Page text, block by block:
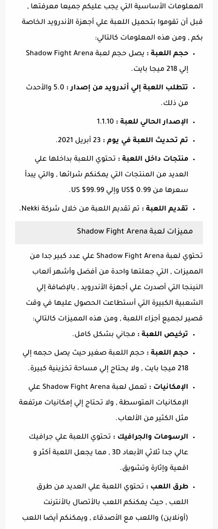
المعلومات الأساسية التي يجب عليكم جميعا معرفتها ,
قبل أن تقوموا بتحميل اللعبة علي أجهزة الأندرويد الخاصة
بكم , ومن هذه المعلومات كالتالي:
حجم اللعبة :
يصل حجم لعبة Shadow Fight Arena
إلي 218 ميجا بايت.
تتطلب اللعبة إلي أندرويد من إصدار :
5.0 والأحدث
من ذلك.
الإصدار الحالي للعبة :1.1.10
تم تحديث اللعبة في يوم : 23 أبريل 2021.
منتجات داخل اللعبة : تحتوي اللعبة بداخلها علي
العديد من المنتجات التي يمكنكم شرائها , والتي يبدأ
سعرها من 0.99 $US وإلي 99.99$ US.
تقديم اللعبة : تم تقديم اللعبة من خلال شركة Nekki.
مميزات لعبة Shadow Fight Arena
تحتوي لعبة Shadow Fight Arena علي عدد كبير جدا من
المميزات , التي جعلتها واحدة من أفضل وأشهر ألعاب
النينجا التي أصدرت علي أجهزة الأندرويد , بالإضافة إلي
الشعبية الكبيرة التي أستطاعت الحصول عليها في وقت
قصير لجميع أجزاء اللعبة , ومن هذه المميزات كالتالي:
ترخيص اللعبة : مجاني بشكل كامل.
حجم اللعبة :حجم اللعبة صغير حيث يصل حجمه إلي
218 ميجا بايت , ولا يحتاج إلي مساحة تخزينية كبيرة.
الإمكانيات :
تعمل لعبة Shadow Fight Arena علي
الإمكانيات المتوسطة , ولا تحتاج إلي إمكانيات مرتفعة
مثل الكثير من الألعاب.
الرسومات والجرافيك : تحتوي اللعبة علي جرافيك
عالي جدا ثلاثي الأبعاد 3D , مما يجعل اللعبة أكثر و
اقعية وإثارة وتشويق.
طرق اللعب : تحتوي اللعبة علي العديد من طرق
اللعب , حيث يمكنكم اللعب بالأتصال بالأنترنت
(أونلاين) واللعب مع الأصدقاء , ويمكنكم أيضا اللعب